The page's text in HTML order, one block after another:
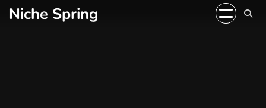
SkipNiche Spring